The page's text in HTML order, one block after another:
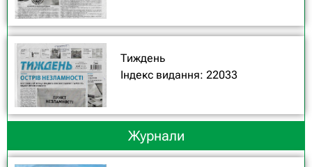
Тиждень
Індекс видання: 22033
Журнали